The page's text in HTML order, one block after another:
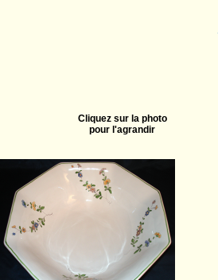
Cliquez sur la photo
pour l'agrandir